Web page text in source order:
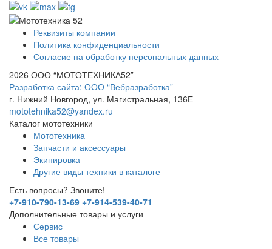
Реквизиты компании
Политика конфиденциальности
Согласие на обработку персональных данных
2026 ООО “МОТОТЕХНИКА52”
Разработка сайта: ООО “Вебразработка”
г. Нижний Новгород, ул. Магистральная, 136Е
mototehnika52@yandex.ru
Каталог мототехники
Мототехника
Запчасти и аксессуары
Экипировка
Другие виды техники в каталоге
Есть вопросы? Звоните!
+7-910-790-13-69 +7-914-539-40-71
Дополнительные товары и услуги
Сервис
Все товары